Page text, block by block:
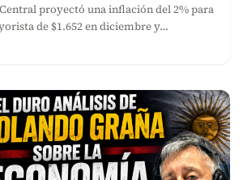
proyectó una inflación del 2% para
de $1.652 en diciembre y…